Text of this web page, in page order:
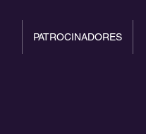
PATROCINADORES